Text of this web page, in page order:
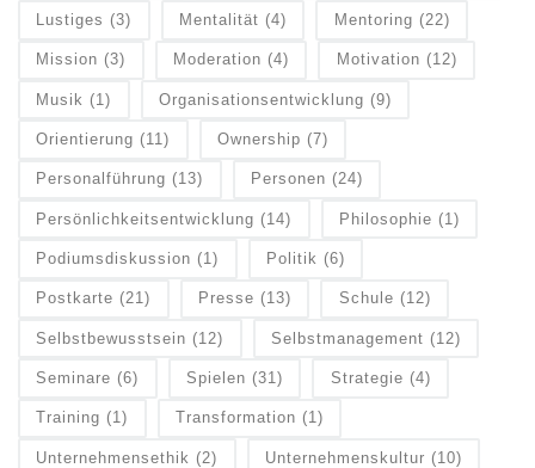
Lustiges (3) Mentalität (4) Mentoring (22)
Mission (3) Moderation (4) Motivation (12)
Musik (1) Organisationsentwicklung (9)
Orientierung (11) Ownership (7)
Personalführung (13) Personen (24)
Persönlichkeitsentwicklung (14) Philosophie (1)
Podiumsdiskussion (1) Politik (6)
Postkarte (21) Presse (13) Schule (12)
Selbstbewusstsein (12) Selbstmanagement (12)
Seminare (6) Spielen (31) Strategie (4)
Training (1) Transformation (1)
Unternehmensethik (2) Unternehmenskultur (10)